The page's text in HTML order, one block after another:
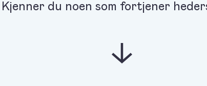
Kjenner du noen som fortjener